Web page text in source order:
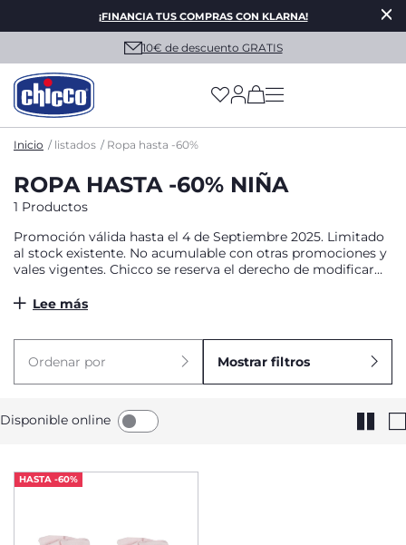
¡FINANCIA TUS COMPRAS CON KLARNA!
10€ de descuento GRATIS
(has more options
Inicio listados Ropa hasta -60%
ROPA HASTA -60% NIÑA
1 Productos
Promoción válida hasta el 4 de Septiembre 2025. Limitado
al stock existente. No acumulable con otras promociones y
vales vigentes. Chicco se reserva el derecho de modificar
momento, sin que esto implique ninguna responsabilidad o
Lee más
Ordenar por Mostrar filtros
Disponible online
HASTA -60%